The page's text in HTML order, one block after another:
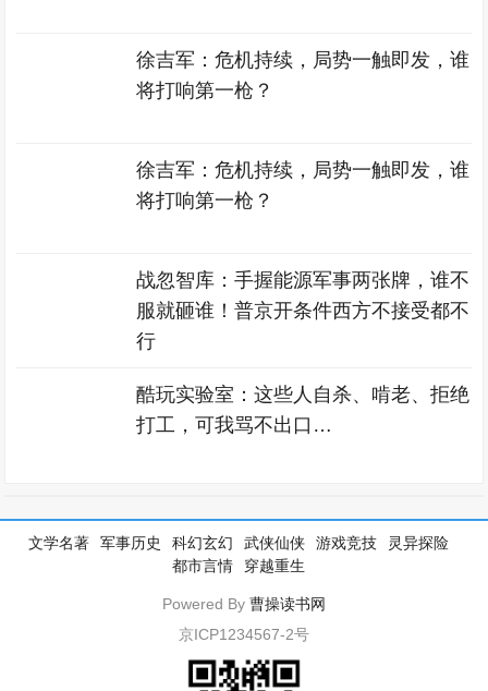
徐吉军：危机持续，局势一触即发，谁
将打响第一枪？
徐吉军：危机持续，局势一触即发，谁
将打响第一枪？
战忽智库：手握能源军事两张牌，谁不
服就砸谁！普京开条件西方不接受都不
行
酷玩实验室：这些人自杀、啃老、拒绝
打工，可我骂不出口…
文学名著 军事历史 科幻玄幻 武侠仙侠 游戏竞技
灵异探险
都市言情
穿越重生
Powered By 曹操读书网
京ICP1234567-2号